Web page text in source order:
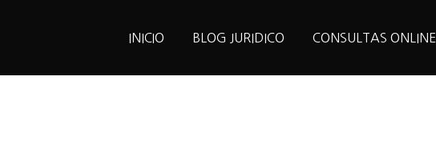
INICIO BLOG JURIDICO CONSULTAS ONLINE